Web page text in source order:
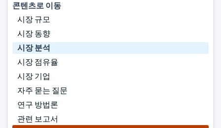
콘텐츠로 이동
시장 규모
시장 동향
시장 분석
시장 점유율
시장 기업
자주 묻는 질문
연구 방법론
관련 보고서